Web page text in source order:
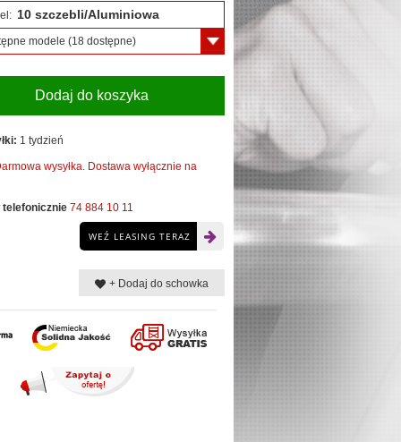
10 szczebli/Aluminiowa
modele (18 dostępne)
Dodaj do koszyka
1 tydzień
wysyłka. Dostawa wyłącznie na
telefonicznie 74 884 10 11
WEŹ LEASING TERAZ
+ Dodaj do schowka